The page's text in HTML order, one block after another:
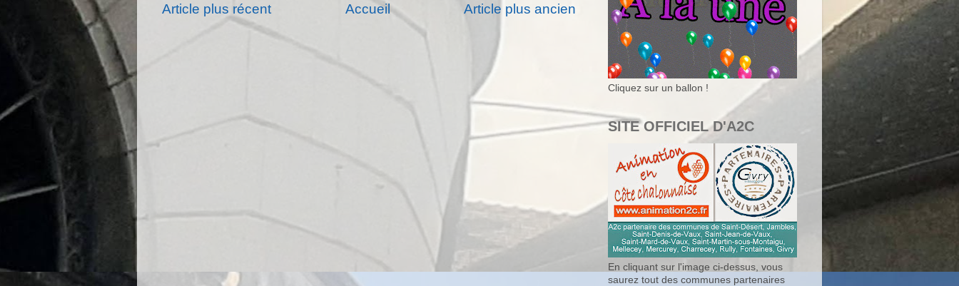
Article plus récent Article plus ancien
Accueil
Cliquez sur un ballon !
SITE OFFICIEL D'A2C
En cliquant sur l'image ci-dessus, vous
saurez tout des communes partenaires